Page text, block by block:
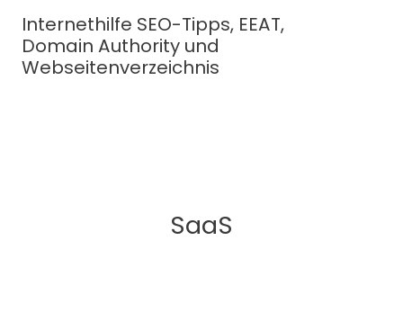
Inhalt
springen
Internethilfe SEO-Tipps, EEAT,
Domain Authority und
Webseitenverzeichnis
SaaS